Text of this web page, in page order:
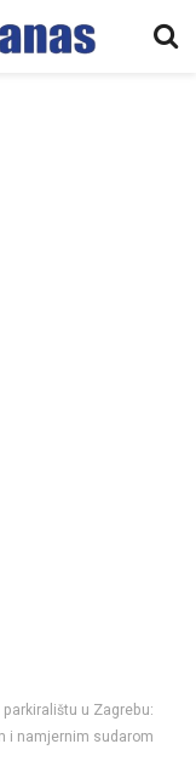
parkiralištu u Zagrebu:
i namjernim sudarom